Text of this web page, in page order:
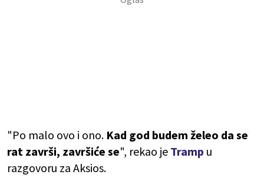
"Po malo ovo i ono. Kad god budem želeo da se
rat završi, završiće se", rekao je Tramp u
razgovoru za Aksios.